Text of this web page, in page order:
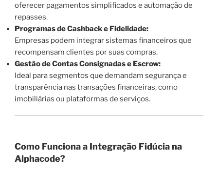
oferecer pagamentos simplificados e automação de
repasses.
Programas de Cashback e Fidelidade:
Empresas podem integrar sistemas financeiros que
recompensam clientes por suas compras.
Gestão de Contas Consignadas e Escrow:
Ideal para segmentos que demandam segurança e
transparência nas transações financeiras, como
imobiliárias ou plataformas de serviços.
Como Funciona a Integração Fidúcia na
Alphacode?